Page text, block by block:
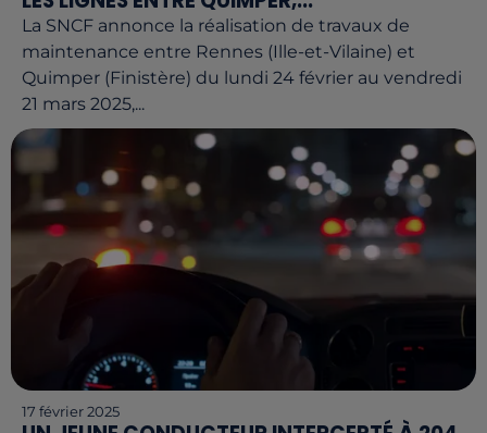
La SNCF annonce la réalisation de travaux de
maintenance entre Rennes (Ille-et-Vilaine) et
Quimper (Finistère) du lundi 24 février au vendredi
21 mars 2025,...
17 février 2025